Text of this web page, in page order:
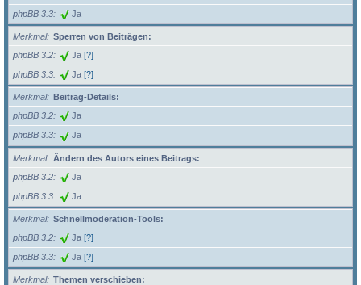
phpBB 3.3 Ja
Merkmal
Sperren von Beiträgen:
phpBB 3.2
Ja [?]
phpBB 3.3 Ja [?]
Merkmal
Beitrag-Details:
phpBB 3.2
Ja
phpBB 3.3 Ja
Merkmal
Ändern des Autors eines Beitrags:
phpBB 3.2
Ja
phpBB 3.3 Ja
Merkmal
Schnellmoderation-Tools:
phpBB 3.2
Ja [?]
phpBB 3.3 Ja [?]
Merkmal
Themen verschieben: